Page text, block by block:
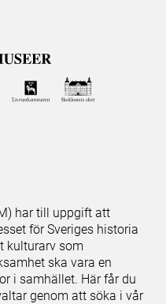
har till uppgift att
för Sveriges historia
kulturarv som
ska vara en
i samhället. Här får du
genom att söka i vår